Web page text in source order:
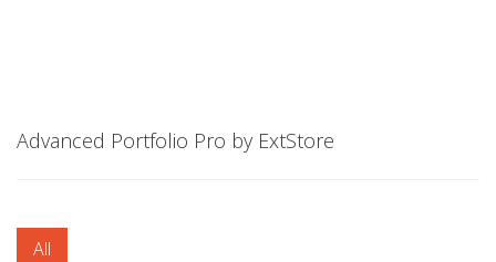
Advanced Portfolio Pro by ExtStore
All